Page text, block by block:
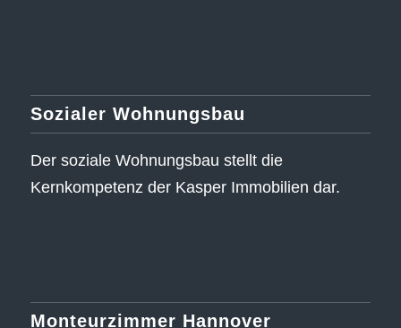
Sozialer Wohnungsbau
Der soziale Wohnungsbau stellt die
Kernkompetenz der Kasper Immobilien dar.
Monteurzimmer Hannover